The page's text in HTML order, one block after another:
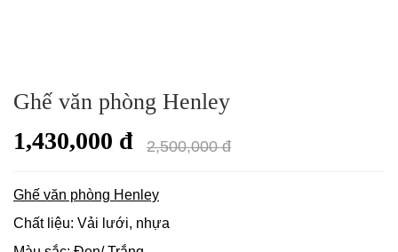
Ghế văn phòng Henley
1,430,000 đ 2,500,000 đ
Ghế văn phòng Henley
Chất liệu: Vải lưới, nhựa